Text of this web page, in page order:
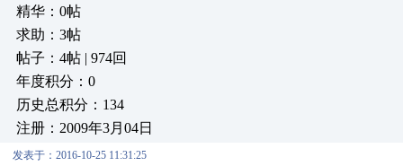
精华：0帖
求助：3帖
帖子：4帖 | 974回
年度积分：0
历史总积分：134
注册：2009年3月04日
发表于：2016-10-25 11:31:25